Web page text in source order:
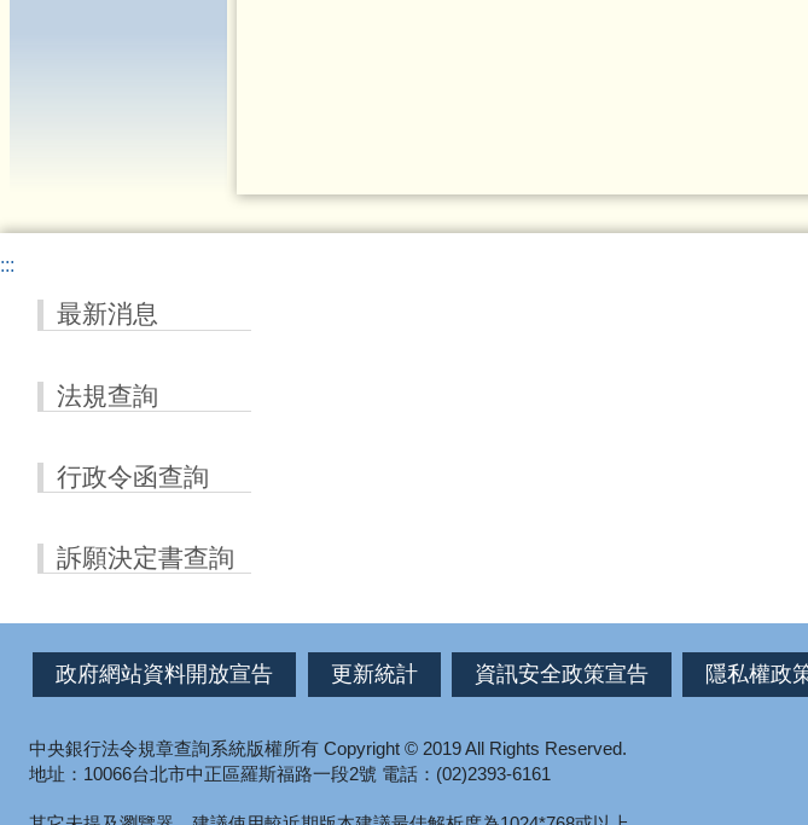
:::
最新消息
法規查詢
行政令函查詢
訴願決定書查詢
政府網站資料開放宣告 更新統計 資訊安全政策宣告 隱私權政
中央銀行法令規章查詢系統版權所有Copyright © 2019 All Rights Reserved.
地址：10066台北市中正區羅斯福路一段2號 電話：(02)2393-6161